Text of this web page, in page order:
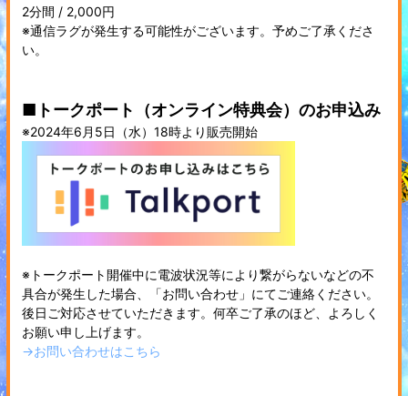
2分間 / 2,000円
※通信ラグが発生する可能性がございます。予めご了承くださ
い。
■トークポート（オンライン特典会）のお申込み
※2024年6月5日（水）18時より販売開始
※トークポート開催中に電波状況等により繋がらないなどの不
具合が発生した場合、「お問い合わせ」にてご連絡ください。
後日ご対応させていただきます。何卒ご了承のほど、よろしく
お願い申し上げます。
→お問い合わせはこちら